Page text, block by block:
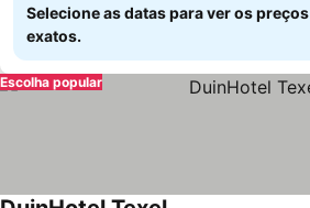
Selecione as datas para ver os preços
exatos.
Escolha popular